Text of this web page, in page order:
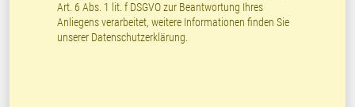
Art. 6 Abs. 1 lit. f DSGVO zur Beantwortung Ihres
Anliegens verarbeitet, weitere Informationen finden Sie
unserer Datenschutzerklärung